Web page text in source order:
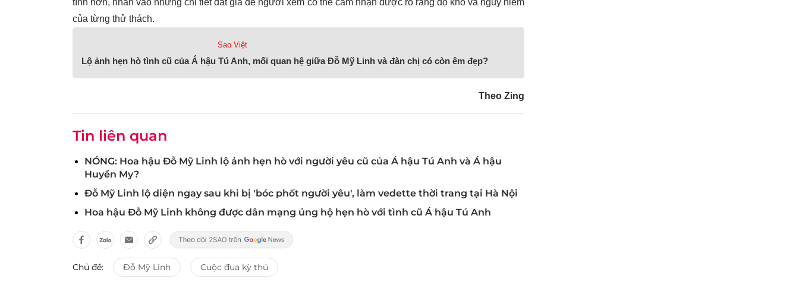
tính hơn, nhấn vào những chi tiết đắt giá để người xem có thể cảm nhận được rõ ràng độ khó và nguy hiểm
của từng thử thách.
Sao Việt
Lộ ảnh hẹn hò tình cũ của Á hậu Tú Anh, mối quan hệ giữa Đỗ Mỹ Linh và đàn chị có còn êm đẹp?
Theo Zing
Tin liên quan
NÓNG: Hoa hậu Đỗ Mỹ Linh lộ ảnh hẹn hò với người yêu cũ của Á hậu Tú Anh và Á hậu
Huyền My?
Đỗ Mỹ Linh lộ diện ngay sau khi bị 'bóc phốt người yêu', làm vedette thời trang tại Hà Nội
Hoa hậu Đỗ Mỹ Linh không được dân mạng ủng hộ hẹn hò với tình cũ Á hậu Tú Anh
Chủ đề: Đỗ Mỹ Linh Cuộc đua kỳ thú